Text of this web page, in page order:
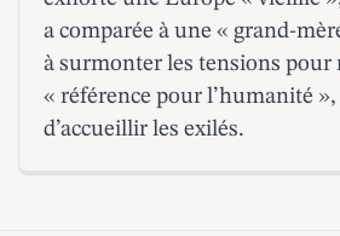
a comparée à une « grand-
à surmonter les tensions pour
« référence pour l’humanité »,
d’accueillir les exilés.